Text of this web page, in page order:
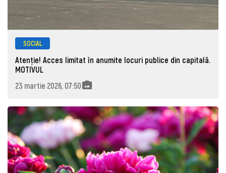
SOCIAL
Atenție! Acces limitat în anumite locuri publice din capitală.
MOTIVUL
23 martie 2026, 07:50